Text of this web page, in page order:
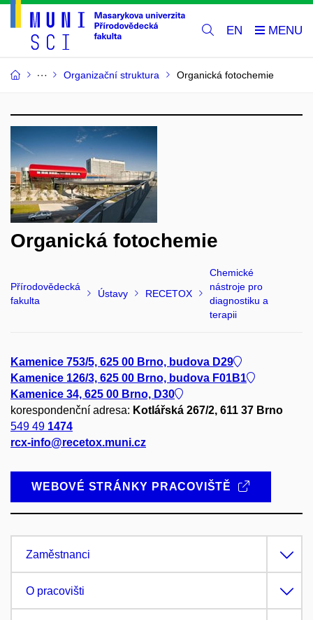
EN
Organizační struktura Organická fotochemie
Organická fotochemie
Přírodovědecká
fakulta
Ústavy RECETOX
Chemické
nástroje pro
diagnostiku a
terapii
Kamenice 753/5, 625 00 Brno, budova D29
Kamenice 126/3, 625 00 Brno, budova F01B1
Kamenice 34, 625 00 Brno, D30
korespondenční adresa: Kotlářská 267/2, 611 37 Brno
549 49 1474
rcx-info@recetox.muni.cz
WEBOVÉ STRÁNKY PRACOVIŠTĚ
Zaměstnanci
O pracovišti